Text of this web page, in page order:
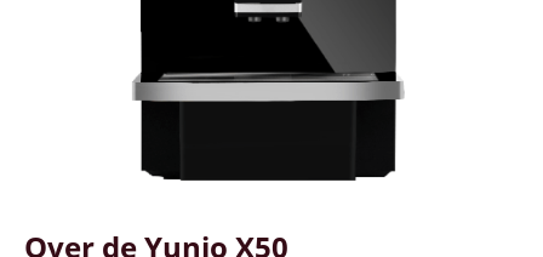
Over de Yunio X50